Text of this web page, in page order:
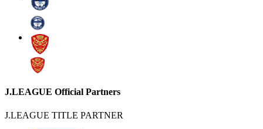
J.LEAGUE Official Partners
J.LEAGUE TITLE PARTNER